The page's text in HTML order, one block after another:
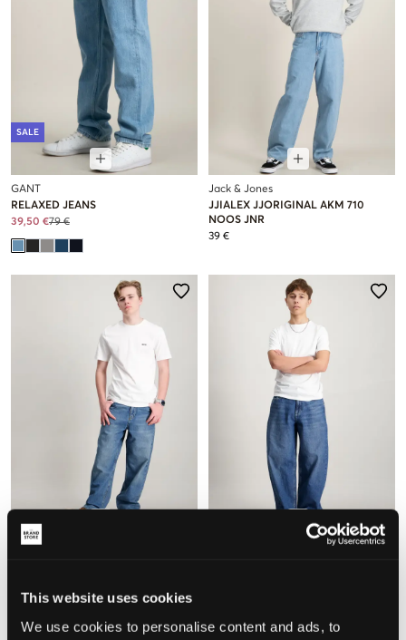
This website uses cookies
We use cookies to personalise content and ads, to
SALE
GANT
RELAXED JEANS
39,50 €79 €
Jack & Jones
JJIALEX JJORIGINAL AKM 710
NOOS JNR
39 €
39 €